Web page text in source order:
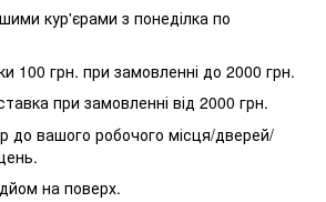
кур'єрами з понеділка по
100 грн. при замовленні до 2000 грн.
при замовленні від 2000 грн.
до вашого робочого місця/дверей/
на поверх.